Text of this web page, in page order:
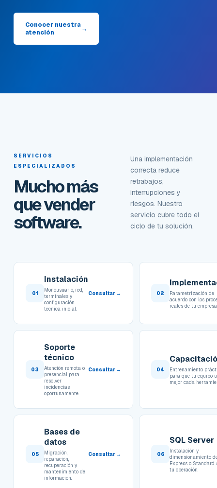
Conocer nuestra
atención
→
SERVICIOS
ESPECIALIZADOS
Mucho más
que vender
software.
Una implementación
correcta reduce
retrabajos,
interrupciones y
riesgos. Nuestro
servicio cubre todo el
ciclo de tu solución.
01
Instalación
Monousuario, red,
terminales y
configuración
técnica inicial.
Consultar → 02
Parametrización de
acuerdo con los
reales de tu empresa.
03
Soporte
técnico
Atención remota o
presencial para
resolver
incidencias
oportunamente.
Consultar → 04
Entrenamiento
para que tu equipo
mejor cada
05
Bases de
datos
Migración,
reparación,
recuperación y
mantenimiento de
información.
Consultar → 06
SQL Server
Instalación y
dimensionamiento
Express o Standard
tu operación.